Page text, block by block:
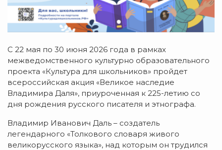
С 22 мая по 30 июня 2026 года в рамках
межведомственного культурно образовательного
проекта «Культура для школьников» пройдет
всероссийская акция «Великое наследие
Владимира Даля», приуроченная к 225-летию со
дня рождения русского писателя и этнографа.
Владимир Иванович Даль – создатель
легендарного «Толкового словаря живого
великорусского языка», над которым он трудился